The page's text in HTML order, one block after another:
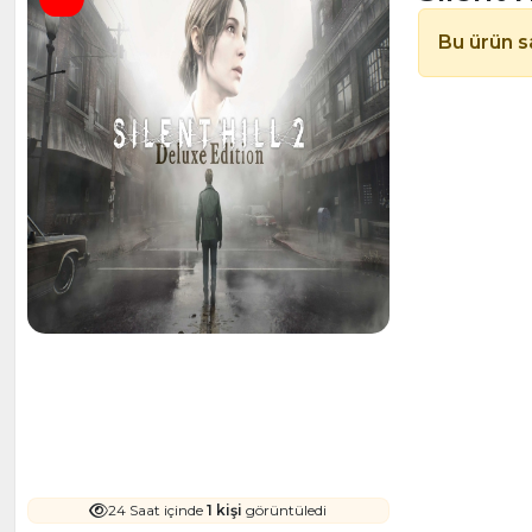
24 Saat içinde1 kişigörüntüledi
Bu ürün